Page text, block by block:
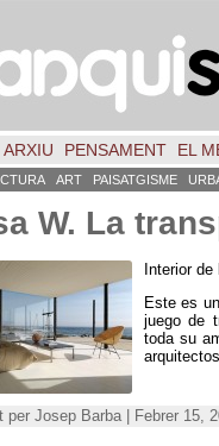
ARXIU PENSAMENT EL
ART PAISATGISME
W. La
Interior
Este es
juego de
toda su
per Josep Barba | Febrer 15,